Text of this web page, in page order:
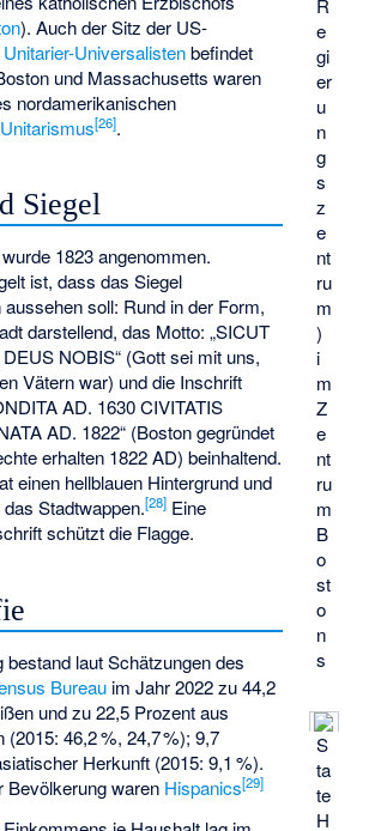
R
e
gi
er
u
n
g
s
z
e
nt
ru
m
)
i
m
Z
e
nt
ru
m
B
o
st
o
n
s
S
ta
te
H
). Auch der Sitz der US-
Unitarier-Universalistenbefindet
und Massachusetts waren
nordamerikanischen
Unitarismus[26].
Siegel
1823 angenommen.
ist, dass das Siegel
soll: Rund in der Form,
darstellend, das Motto: „SICUT
NOBIS“ (Gott sei mit uns,
Vätern war) und die Inschrift
AD. 1630 CIVITATIS
AD. 1822“ (Boston gegründet
erhalten 1822 AD) beinhaltend.
einen hellblauen Hintergrund und
Stadtwappen.[28] Eine
schützt die Flagge.
bestand laut Schätzungen des
Bureau im Jahr 2022 zu 44,2
und zu 22,5 Prozent aus
(2015: 46,2%, 24,7%); 9,7
Herkunft (2015: 9,1 %).
Bevölkerung waren Hispanics[29]